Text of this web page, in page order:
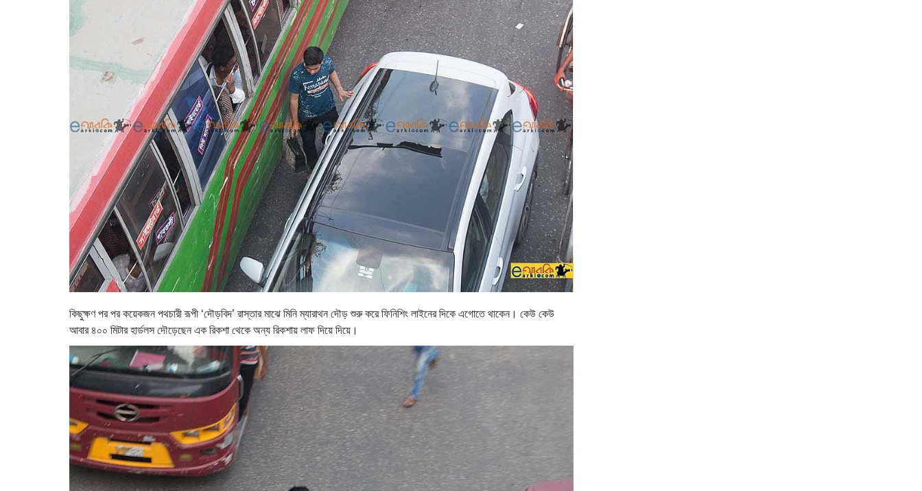
কিছুক্ষণ পর পর কয়েকজন পথচারী রূপী ‘দৌড়বিদ’ রাস্তার মাঝে মিনি ম্যারাথন দৌড় শুরু করে ফিনিশিং লাইনের দিকে এগোতে থাকেন। কেউ কেউ
আবার ৪০০ মিটার হার্ডলস দৌড়েছেন এক রিকশা থেকে অন্য রিকশায় লাফ দিয়ে দিয়ে।